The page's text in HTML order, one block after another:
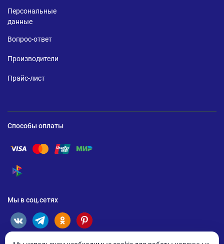
Персональные
данные
Вопрос-ответ
Производители
Прайс-лист
Способы оплаты
Помощь по оплате Visa
Помощь по оплате Mastercard
Помощь по оплате UnionPay
Помощь по оплате Мир
Помощь по оплате СБП
Мы в соц.сетях